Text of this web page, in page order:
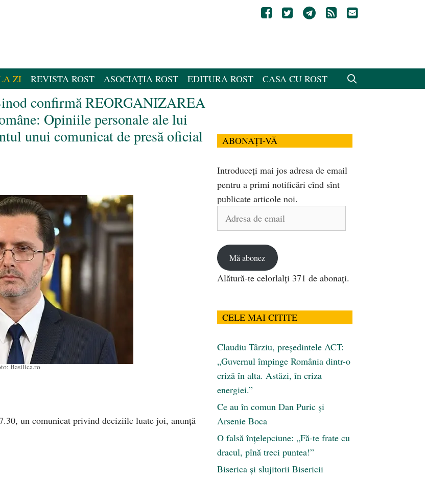
ZI REVISTA ROST ASOCIAȚIA ROST EDITURA ROST CASA CU ROST
confirmă REORGANIZAREA
Opiniile personale ale lui
unui comunicat de presă oficial
Basilica.ro
un comunicat privind deciziile luate joi, anunță
ABONAȚI-VĂ
Introduceți mai jos adresa de email
pentru a primi notificări cînd sînt
publicate articole noi.
Adresa
Mă abonez
Alătură-te celorlalți 371 de abonați.
CELE MAI CITITE
Claudiu Târziu, președintele ACT:
„Guvernul împinge România dintr-o
criză în alta. Astăzi, în criza
energiei.”
Ce au în comun Dan Puric şi
Arsenie Boca
O falsă înțelepciune: „Fă-te frate cu
dracul, pînă treci puntea!”
Biserica și slujitorii Bisericii